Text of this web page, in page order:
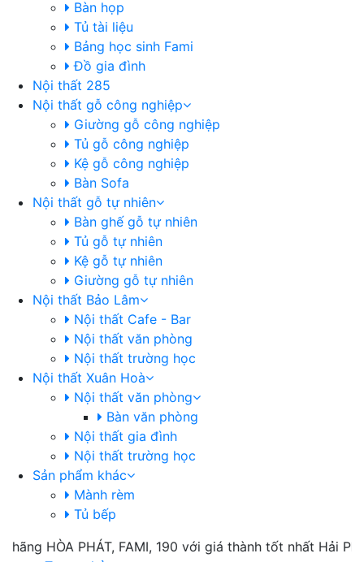
Bàn họp
Tủ tài liệu
Bảng học sinh Fami
Đồ gia đình
Nội thất 285
Nội thất gỗ công nghiệp
Giường gỗ công nghiệp
Tủ gỗ công nghiệp
Kệ gỗ công nghiệp
Bàn Sofa
Nội thất gỗ tự nhiên
Bàn ghế gỗ tự nhiên
Tủ gỗ tự nhiên
Kệ gỗ tự nhiên
Giường gỗ tự nhiên
Nội thất Bảo Lâm
Nội thất Cafe - Bar
Nội thất văn phòng
Nội thất trường học
Nội thất Xuân Hoà
Nội thất văn phòng
Bàn văn phòng
Nội thất gia đình
Nội thất trường học
Sản phẩm khác
Mành rèm
Tủ bếp
PHÁT, FAMI, 190 với giá thành tốt nhất Hải